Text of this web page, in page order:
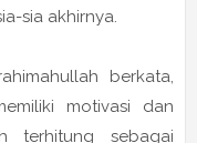
sia akhirnya.
berkata,
motivasi dan
terhitung sebagai